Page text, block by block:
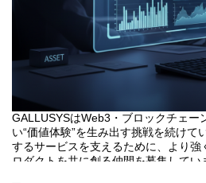
GALLUSYSはWeb3・ブロックチェー
い“価値体験”を生み出す挑戦を続けて
するサービスを支えるために、より
ロダクトを共に創る仲間を募集してい